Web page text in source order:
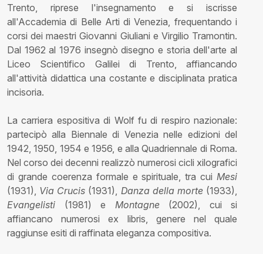
Trento, riprese l'insegnamento e si iscrisse
all'Accademia di Belle Arti di Venezia, frequentando i
corsi dei maestri Giovanni Giuliani e Virgilio Tramontin.
Dal 1962 al 1976 insegnò disegno e storia dell'arte al
Liceo Scientifico Galilei di Trento, affiancando
all'attività didattica una costante e disciplinata pratica
incisoria.
La carriera espositiva di Wolf fu di respiro nazionale:
partecipò alla Biennale di Venezia nelle edizioni del
1942, 1950, 1954 e 1956, e alla Quadriennale di Roma.
Nel corso dei decenni realizzò numerosi cicli xilografici
di grande coerenza formale e spirituale, tra cui Mesi
(1931), Via Crucis (1931), Danza della morte(1933),
Evangelisti (1981) e Montagne(2002), cui si
affiancano numerosi ex libris, genere nel quale
raggiunse esiti di raffinata eleganza compositiva.